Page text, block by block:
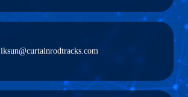
iksun@curtainrodtracks.com